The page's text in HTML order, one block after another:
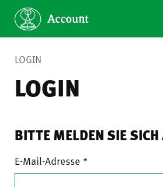
LOGIN
LOGIN
BITTE MELDEN SIE SICH
E-Mail-Adresse